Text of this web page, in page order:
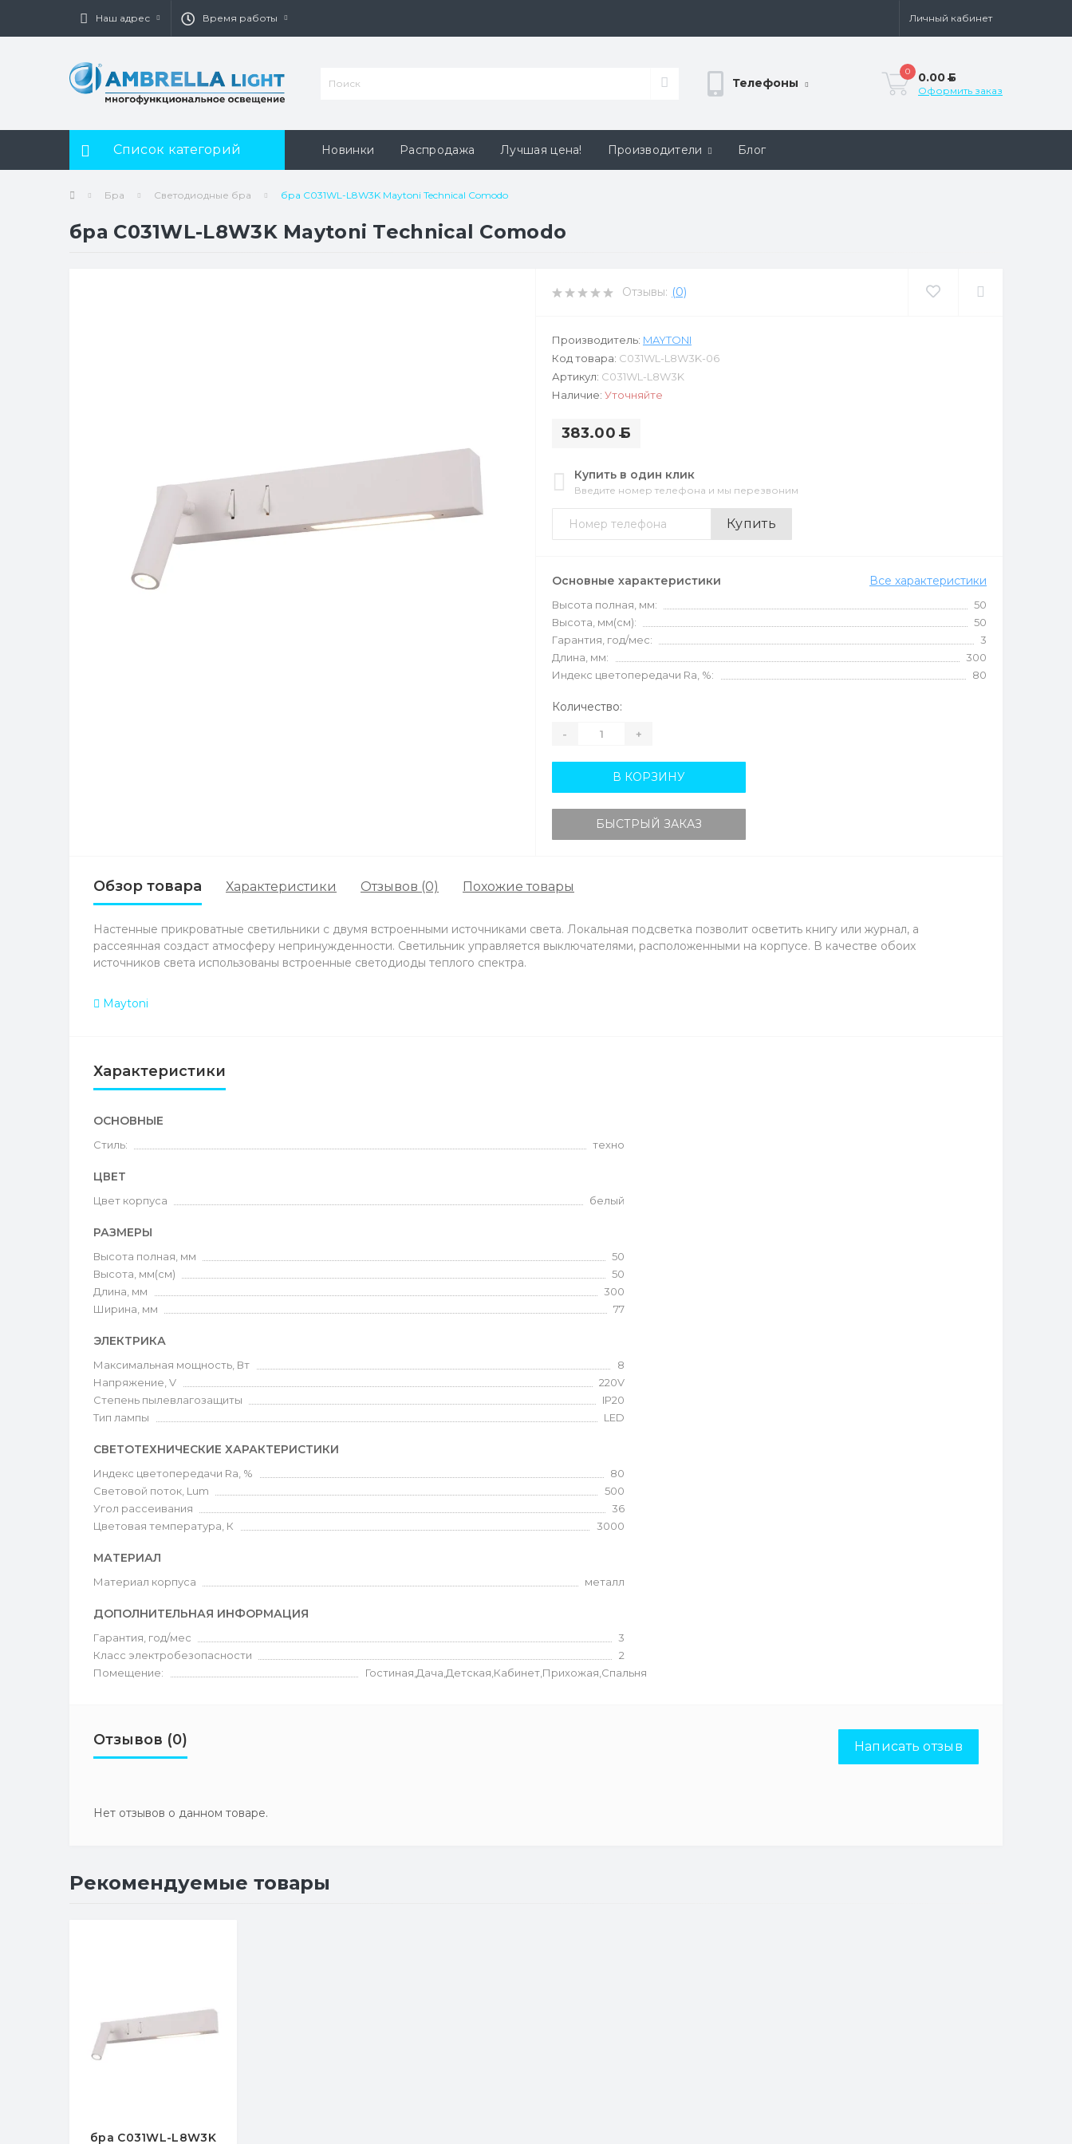
Наш адрес Время работы Личный кабинет
Телефоны
0 0.00Б
Оформить заказ
Список категорий Новинки Распродажа Лучшая цена! Производители Блог
Бра Светодиодные бра бра C031WL-L8W3K Maytoni Technical Comodo
бра C031WL-L8W3K Maytoni Technical Comodo
Отзывы: (0)
Производитель: MAYTONI
Код товара: C031WL-L8W3K-06
Артикул: C031WL-L8W3K
Наличие: Уточняйте
383.00Б
Купить в один клик
Введите номер телефона и мы перезвоним
Купить
Основные характеристики Все характеристики
Высота полная, мм:
50
Высота, мм(см):
50
Гарантия, год/мес:
3
Длина, мм:
300
Индекс цветопередачи Ra, %:
80
Количество:
- +
В КОРЗИНУ
БЫСТРЫЙ ЗАКАЗ
Обзор товара Характеристики Отзывов (0) Похожие товары
Настенные прикроватные светильники с двумя встроенными источниками света. Локальная подсветка позволит осветить книгу или журнал, а
рассеянная создаст атмосферу непринужденности. Светильник управляется выключателями, расположенными на корпусе. В качестве обоих
источников света использованы встроенные светодиоды теплого спектра.
Maytoni
Характеристики
ОСНОВНЫЕ
Стиль: техно
ЦВЕТ
Цвет корпуса белый
РАЗМЕРЫ
Высота полная, мм
50
Высота, мм(см)
50
Длина, мм
300
Ширина, мм
77
ЭЛЕКТРИКА
Максимальная мощность, Вт
8
Напряжение, V
220V
Степень пылевлагозащиты
IP20
Тип лампы
LED
СВЕТОТЕХНИЧЕСКИЕ ХАРАКТЕРИСТИКИ
Индекс цветопередачи Ra, %
80
Световой поток, Lum
500
Угол рассеивания
36
Цветовая температура, К
3000
МАТЕРИАЛ
Материал корпуса металл
ДОПОЛНИТЕЛЬНАЯ ИНФОРМАЦИЯ
Гарантия, год/мес
3
Класс электробезопасности
2
Помещение:
Гостиная,Дача,Детская,Кабинет,Прихожая,Спальня
Отзывов (0) Написать отзыв
Нет отзывов о данном товаре.
Рекомендуемые товары
бра C031WL-L8W3K